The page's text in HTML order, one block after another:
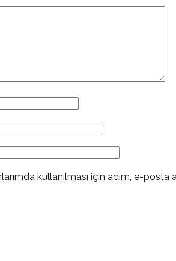
kullanılması için adım, e-